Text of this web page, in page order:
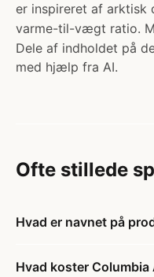
er inspireret af arktisk
varme-til-vægt ratio.
Dele af indholdet på
med hjælp fra AI.
Ofte stillede
Hvad er navnet på
Hvad koster Columbia